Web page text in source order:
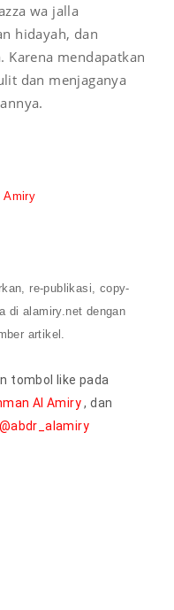
wa jalla
hidayah, dan
Karena mendapatkan
dan menjaganya
Amiry
re-publikasi, copy-
di alamiry.net dengan
artikel.
tombol like pada
Al Amiry, dan
@abdr_alamiry